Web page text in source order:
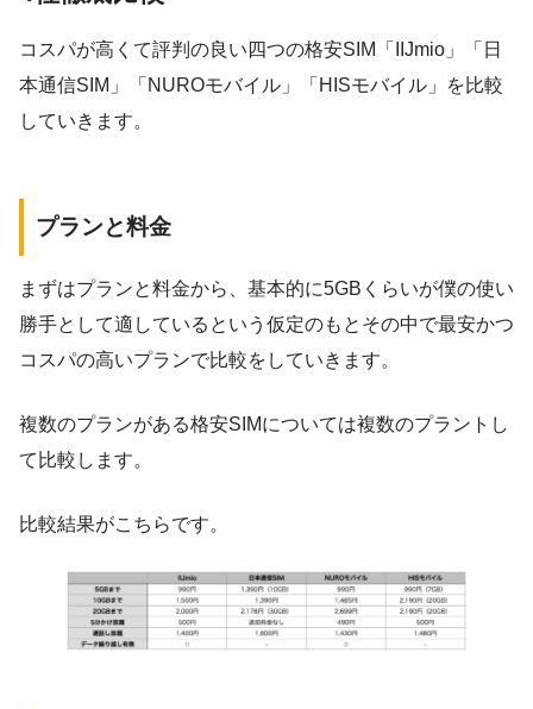
コスパが高くて評判の良い四つの格安SIM「IIJmio」「日
本通信SIM」「NUROモバイル」「HISモバイル」を比較
していきます。
プランと料金
まずはプランと料金から、基本的に5GBくらいが僕の使い
勝手として適しているという仮定のもとその中で最安かつ
コスパの高いプランで比較をしていきます。
複数のプランがある格安SIMについては複数のプラントし
て比較します。
比較結果がこちらです。